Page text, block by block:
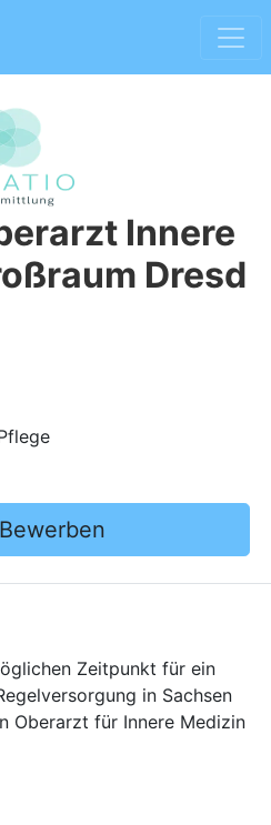
Innere
Dresd
Zeitpunkt für ein
in Sachsen
Oberarzt für Innere Medizin